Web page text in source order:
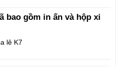
bao gồm in ấn và hộp xi
lê K7